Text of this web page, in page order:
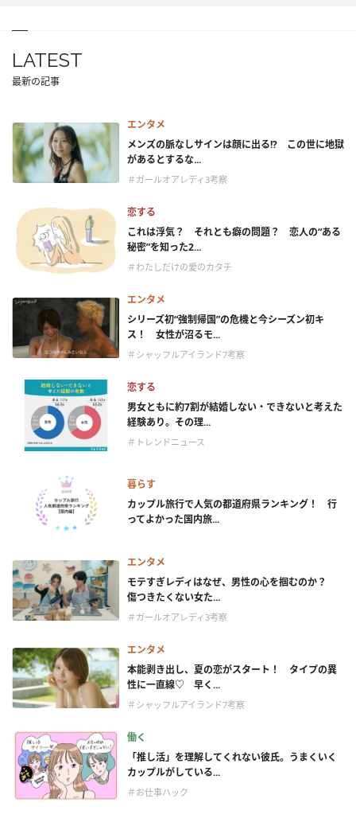
LATEST
最新の記事
エンタメ
メンズの脈なしサインは顔に出る!? この世に地獄
があるとするな...
＃ガールオアレディ3考察
恋する
これは浮気？ それとも癖の問題？ 恋人の“ある
秘密”を知った2...
＃わたしだけの愛のカタチ
エンタメ
シリーズ初“強制帰国”の危機と今シーズン初キ
ス！ 女性が沼るモ...
＃シャッフルアイランド7考察
恋する
男女ともに約7割が結婚しない・できないと考えた
経験あり。その理...
＃トレンドニュース
暮らす
カップル旅行で人気の都道府県ランキング！ 行
ってよかった国内旅...
エンタメ
モテすぎレディはなぜ、男性の心を掴むのか？
傷つきたくない女た...
＃ガールオアレディ3考察
エンタメ
本能剥き出し、夏の恋がスタート！ タイプの異
性に一直線♡ 早く...
＃シャッフルアイランド7考察
働く
「推し活」を理解してくれない彼氏。うまくいく
カップルがしている...
＃お仕事ハック